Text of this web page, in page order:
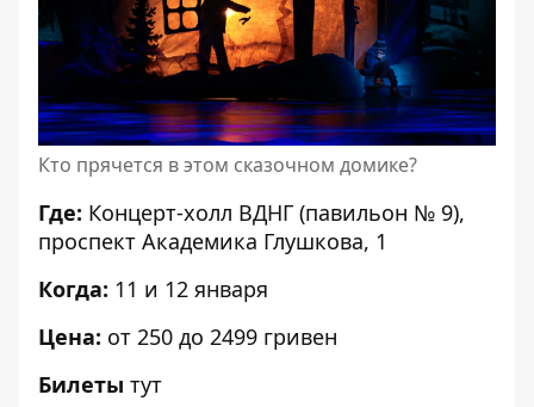
Кто прячется в этом сказочном домике?
Где: Концерт-холл ВДНГ (павильон № 9),
проспект Академика Глушкова, 1
Когда: 11 и 12 января
Цена: от 250 до 2499 гривен
Билеты тут